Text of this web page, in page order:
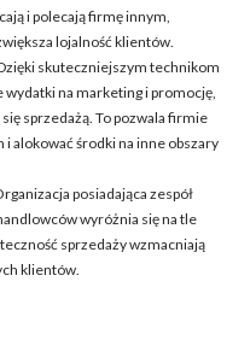
i polecają firmę innym,
lojalność klientów.
skuteczniejszym technikom
na marketing i promocję,
sprzedażą. To pozwala firmie
alokować środki na inne obszary
posiadająca zespół
wyróżnia się na tle
sprzedaży wzmacniają
klientów.